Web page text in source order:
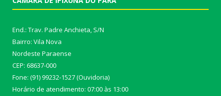
End.: Trav. Padre Anchieta, S/N
Bairro: Vila Nova
Nordeste Paraense
CEP: 68637-000
Fone: (91) 99232-1527 (Ouvidoria)
Horário de atendimento: 07:00 às 13:00